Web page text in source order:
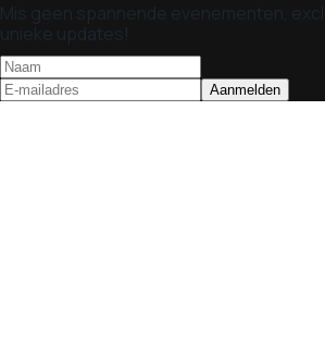
Mis geen spannende evenementen,
unieke updates!